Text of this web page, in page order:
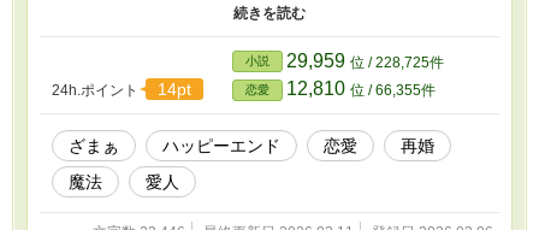
ギルバートにブチギレてこの度愛人を探すと決める。 デミトリア
ス・ドラモンドまたはアロン マーリンが仮面舞踏会で知り合った
自称魔法使い伯爵。次の日にマーリン好みの執事アロンに姿を変え
て彼女の屋敷に来る。 ギルバート・ダグラス マーリンの夫で伯
爵。ギルと呼ばれている。愛人を作れば発言をした。 シェリー・
モーヴ ギルバートの愛人 エミリー マーリンの親友で既婚者。 ララ
とリリー マーリンの屋敷のメイド達。
24h.ポイント 14pt
小説 29,959 位 / 228,725件
恋愛 12,810 位 / 66,355件
ざまぁ ハッピーエンド 恋愛
再婚
魔法
愛人